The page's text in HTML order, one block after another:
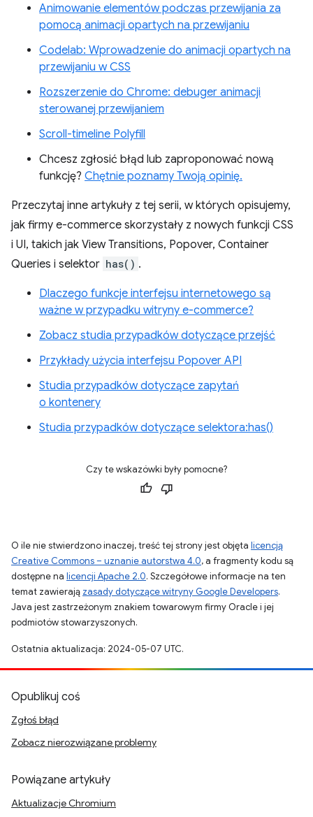
Animowanie elementów podczas przewijania za
pomocą animacji opartych na przewijaniu
Codelab: Wprowadzenie do animacji opartych na
przewijaniu w CSS
Rozszerzenie do Chrome: debuger animacji
sterowanej przewijaniem
Scroll-timeline Polyfill
Chcesz zgłosić błąd lub zaproponować nową
funkcję? Chętnie poznamy Twoją opinię.
Przeczytaj inne artykuły z tej serii, w których opisujemy,
jak firmy e-commerce skorzystały z nowych funkcji CSS
i UI, takich jak View Transitions, Popover, Container
Queries i selektor has() .
Dlaczego funkcje interfejsu internetowego są
ważne w przypadku witryny e-commerce?
Zobacz studia przypadków dotyczące przejść
Przykłady użycia interfejsu Popover API
Studia przypadków dotyczące zapytań
o kontenery
Studia przypadków dotyczące selektora:has()
Czy te wskazówki były pomocne?
O ile nie stwierdzono inaczej, treść tej strony jest objęta licencją
Creative Commons – uznanie autorstwa 4.0, a fragmenty kodu są
dostępne na licencji Apache 2.0. Szczegółowe informacje na ten
temat zawierają zasady dotyczące witryny Google Developers.
Java jest zastrzeżonym znakiem towarowym firmy Oracle i jej
podmiotów stowarzyszonych.
Ostatnia aktualizacja: 2024-05-07 UTC.
Opublikuj coś
Zgłoś błąd
Zobacz nierozwiązane problemy
Powiązane artykuły
Aktualizacje Chromium